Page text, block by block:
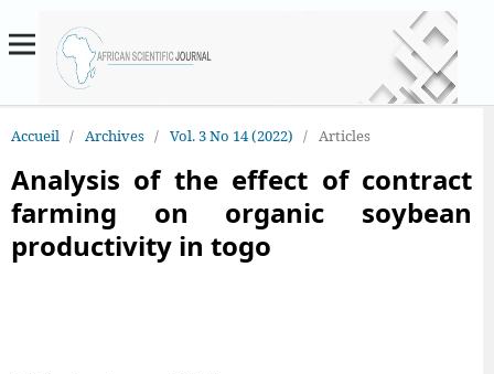
Accueil / Archives / Vol. 3 No 14 (2022) / Articles
Analysis of the effect of contract
farming on organic soybean
productivity in togo